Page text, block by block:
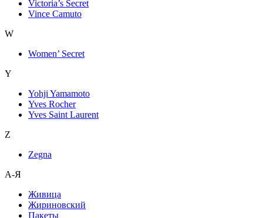
Victoria’s Secret
Vince Camuto
W
Women’ Secret
Y
Yohji Yamamoto
Yves Rocher
Yves Saint Laurent
Z
Zegna
А-Я
Живица
Жириновский
Пакеты